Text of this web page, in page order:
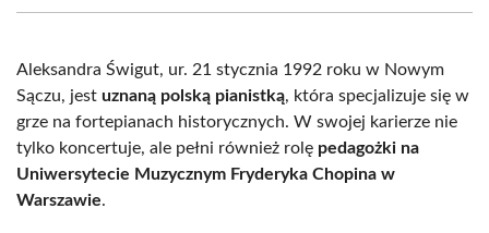
(Twitter)
Aleksandra Świgut, ur. 21 stycznia 1992 roku w Nowym
Sączu, jest uznaną polską pianistką, która specjalizuje się w
grze na fortepianach historycznych. W swojej karierze nie
tylko koncertuje, ale pełni również rolę pedagożki na
Uniwersytecie Muzycznym Fryderyka Chopina w
Warszawie.